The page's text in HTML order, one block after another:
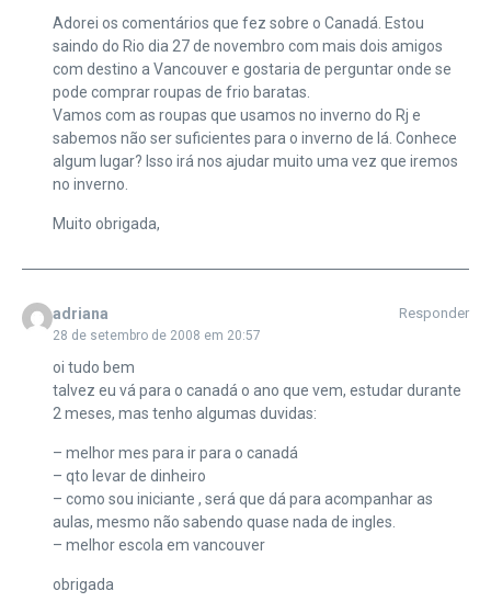
Adorei os comentários que fez sobre o Canadá. Estou
saindo do Rio dia 27 de novembro com mais dois amigos
com destino a Vancouver e gostaria de perguntar onde se
pode comprar roupas de frio baratas.
Vamos com as roupas que usamos no inverno do Rj e
sabemos não ser suficientes para o inverno de lá. Conhece
algum lugar? Isso irá nos ajudar muito uma vez que iremos
no inverno.
Muito obrigada,
adriana
28 de setembro de 2008 em 20:57
Responder
oi tudo bem
talvez eu vá para o canadá o ano que vem, estudar durante
2 meses, mas tenho algumas duvidas:
– melhor mes para ir para o canadá
– qto levar de dinheiro
– como sou iniciante , será que dá para acompanhar as
aulas, mesmo não sabendo quase nada de ingles.
– melhor escola em vancouver
obrigada